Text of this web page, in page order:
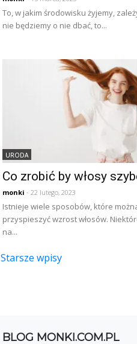
To, w jakim środowisku żyjemy,
nie będziemy o nie dbać, to...
URODA
Co zrobić by włosy
monki - 22 lutego, 2023
Istnieje wiele sposobów, które
przyspieszyć wzrost włosów.
na...
Nawigacja
Starsze wpisy
BLOG MONKI.COM.PL